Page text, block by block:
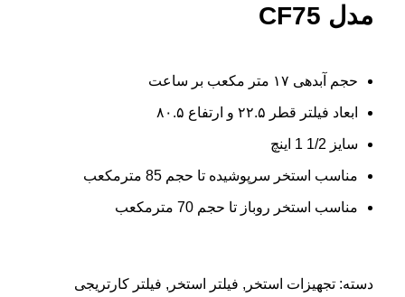
مدل CF75
حجم آبدهی ۱۷ متر مکعب بر ساعت
ابعاد فیلتر قطر ۲۲.۵ و ارتفاع ۸۰.۵
سایز 1/2 1 اینچ
مناسب استخر سرپوشیده تا حجم 85 مترمکعب
مناسب استخر روباز تا حجم 70 مترمکعب
دسته: تجهیزات استخر , فیلتر استخر , فیلتر کارتریجی